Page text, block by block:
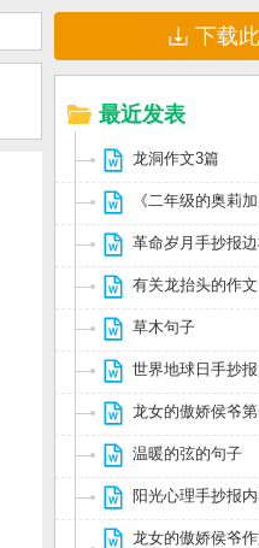
下载
最近发表
龙洞作文3篇
《二年级的奥莉
革命岁月手抄报
有关龙抬头的作文
草木句子
世界地球日手抄
龙女的傲娇侯爷
温暖的弦的句子
阳光心理手抄报
龙女的傲娇侯爷